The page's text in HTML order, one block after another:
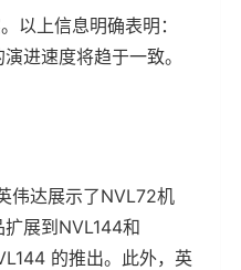
以上信息明确表明：
进速度将趋于一致。
伟达展示了NVL72机
展到NVL144和
的推出。此外，英